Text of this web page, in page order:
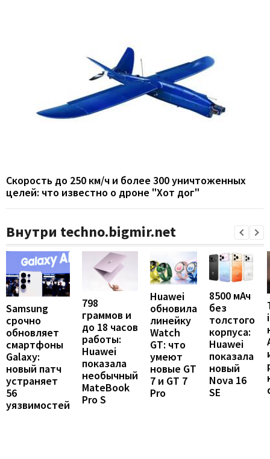
Скорость до 250 км/ч и более 300 уничтоженных
целей: что известно о дроне "Хот дог"
Внутри techno.bigmir.net
Samsung
срочно
обновляет
смартфоны
Galaxy:
новый патч
устраняет
56
уязвимостей
798
граммов и
до 18 часов
работы:
Huawei
показала
необычный
MateBook
Pro S
Huawei
обновила
линейку
Watch
GT: что
умеют
новые GT
7 и GT 7
Pro
8500 мАч
без
толстого
корпуса:
Huawei
показала
новый
Nova 16
SE